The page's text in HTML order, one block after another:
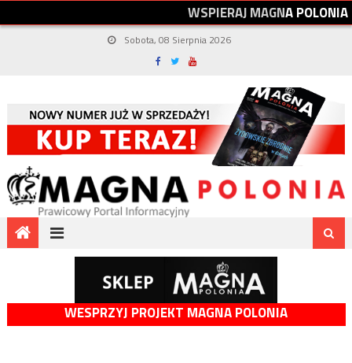
WSPIERAJMAGNAPOLONIA
Sobota, 08 Sierpnia 2026
WESPRZYJ PROJEKT MAGNA POLONIA